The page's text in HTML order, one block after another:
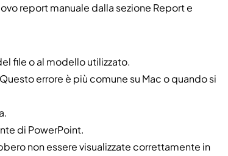
report manuale dalla sezione Report e
file o al modello utilizzato.
Questo errore è più comune su Mac o quando si
di PowerPoint.
non essere visualizzate correttamente in